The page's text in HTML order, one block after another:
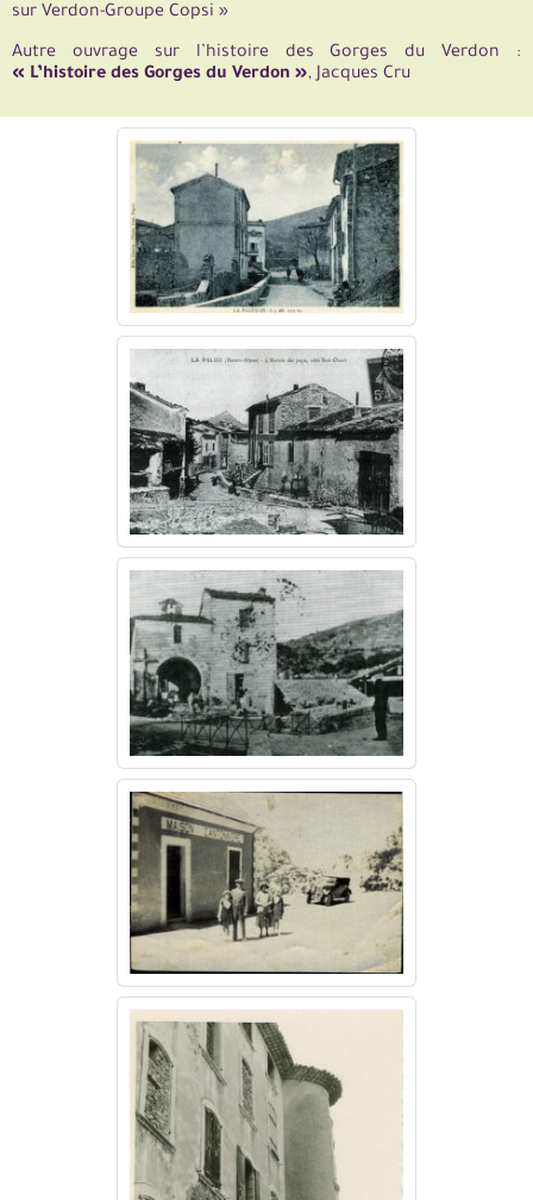
sur Verdon-Groupe Copsi »
Autre ouvrage sur l’histoire des Gorges du Verdon :
« L’histoire des Gorges du Verdon », Jacques Cru